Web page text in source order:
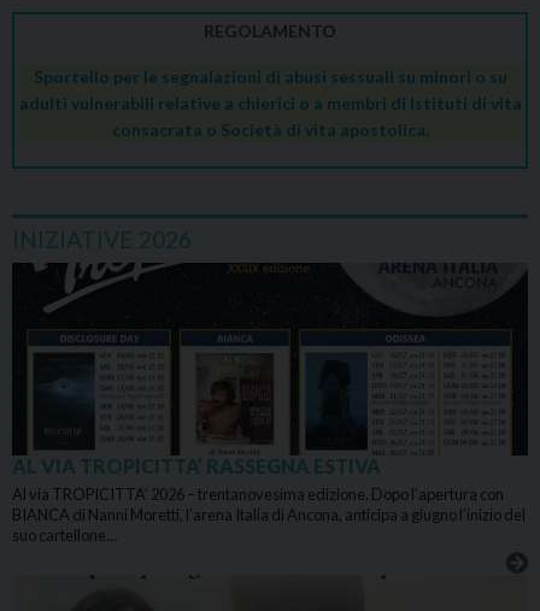
REGOLAMENTO
Sportello per le segnalazioni di abusi sessuali su minori o su
adulti vulnerabili relative a chierici o a membri di Istituti di vita
consacrata o Società di vita apostolica.
INIZIATIVE 2026
AL VIA TROPICITTA’ RASSEGNA ESTIVA
Al via TROPICITTA’ 2026 – trentanovesima edizione. Dopo l’apertura con
BIANCA di Nanni Moretti, l’arena Italia di Ancona, anticipa a giugno l’inizio del
suo cartellone…